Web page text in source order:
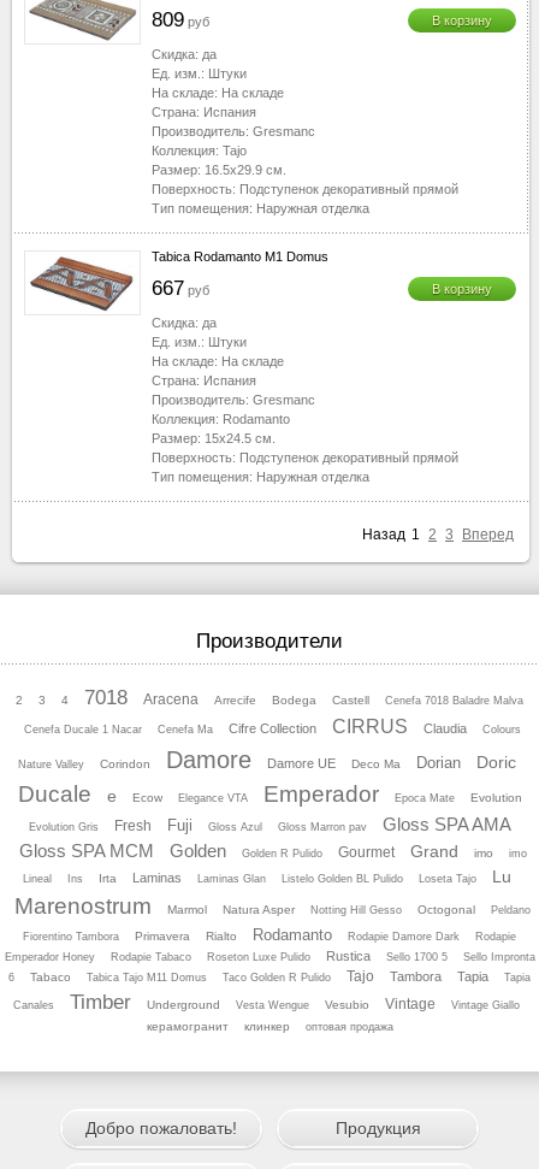
809 руб В корзину
Скидка: да
Ед. изм.: Штуки
На складе: На складе
Страна: Испания
Производитель: Gresmanc
Коллекция: Tajo
Размер: 16.5x29.9 см.
Поверхность: Подступенок декоративный прямой
Тип помещения: Наружная отделка
Tabica Rodamanto M1 Domus
667 руб В корзину
Скидка: да
Ед. изм.: Штуки
На складе: На складе
Страна: Испания
Производитель: Gresmanc
Коллекция: Rodamanto
Размер: 15x24.5 см.
Поверхность: Подступенок декоративный прямой
Тип помещения: Наружная отделка
Назад 1 2 3 Вперед
Производители
2 3 4 7018 Aracena Arrecife Bodega Castell Cenefa 7018 Baladre Malva
Cenefa Ducale 1 Nacar Cenefa Ma Cifre Collection CIRRUS Claudia Colours
Nature Valley Corindon Damore Damore UE Deco Ma Dorian Doric
Ducale e Ecow Elegance VTA Emperador Epoca Mate Evolution
Evolution Gris Fresh Fuji Gloss Azul Gloss Marron pav
Gloss SPA AMA
Gloss SPA MCM
Golden Golden R Pulido Gourmet Grand imo imo
Lineal Ins Irta Laminas Laminas Glan Listelo Golden BL Pulido Loseta Tajo Lu
Marenostrum Marmol Natura Asper Notting Hill Gesso Octogonal Peldano
Fiorentino Tambora Primavera Rialto Rodamanto Rodapie Damore Dark
Rodapie
Emperador Honey
Rodapie Tabaco Roseton Luхe Pulido Rustica Sello 1700 5
Sello Impronta
6
Tabaco Tabica Tajo M11 Domus Taco Golden R Pulido Tajo Tambora Tapia Tapia
Canales Timber Underground Vesta Wengue Vesubio Vintage Vintage Giallo
керамогранит клинкер оптовая продажа
Добро пожаловать! Продукция